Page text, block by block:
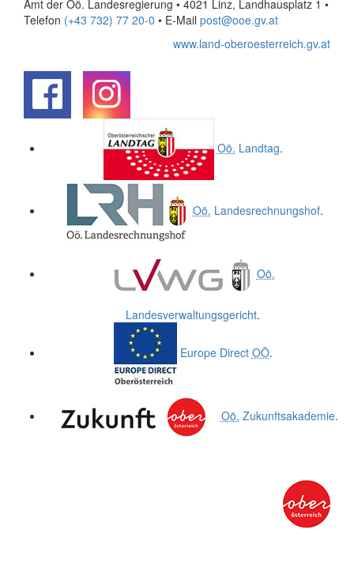
Amt der Oö. Landesregierung • 4021 Linz, Landhausplatz 1 •
Telefon (+43 732) 77 20-0 • E-Mail post@ooe.gv.at
www.land-oberoesterreich.gv.at
Oö. Landtag.
Oö. Landesrechnungshof.
Oö.
Landesverwaltungsgericht.
Europe Direct OÖ.
Oö. Zukunftsakademie.